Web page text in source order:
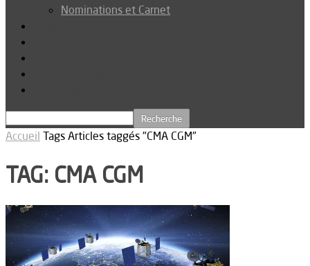
Nominations et Carnet
Accueil Tags Articles taggés "CMA CGM"
TAG: CMA CGM